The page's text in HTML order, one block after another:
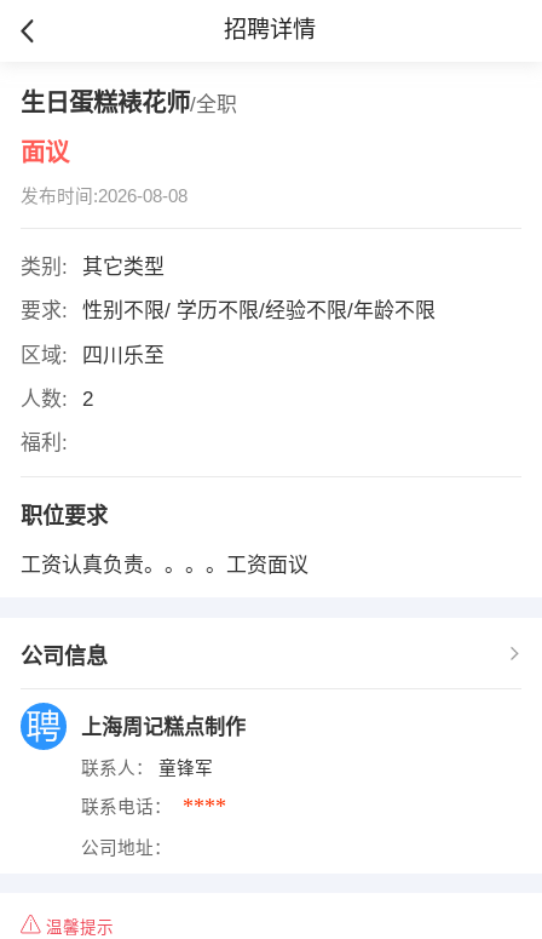
招聘详情
生日蛋糕裱花师/全职
面议
发布时间:2026-08-08
类别:
其它类型
要求:
性别不限/ 学历不限/经验不限/年龄不限
区域:
四川乐至
人数:
2
福利:
职位要求
工资认真负责。。。。工资面议
公司信息
上海周记糕点制作
联系人： 童锋军
联系电话： ****
公司地址：
温馨提示